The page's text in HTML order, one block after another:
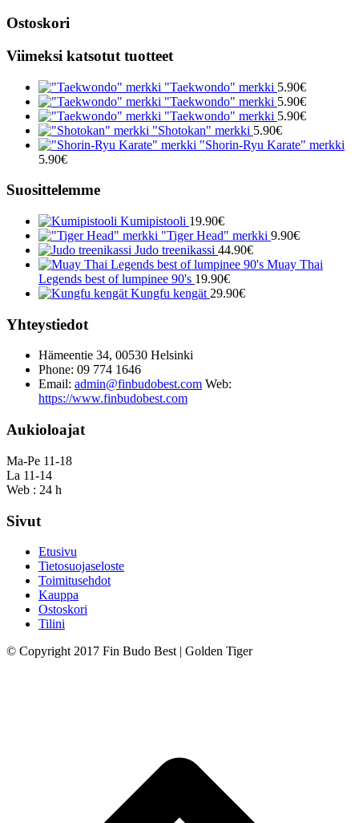
Ostoskori
Viimeksi katsotut tuotteet
"Taekwondo" merkki 5.90€
"Taekwondo" merkki 5.90€
"Taekwondo" merkki 5.90€
"Shotokan" merkki 5.90€
"Shorin-Ryu Karate" merkki
5.90€
Suosittelemme
Kumipistooli 19.90€
"Tiger Head" merkki 9.90€
Judo treenikassi 44.90€
Muay Thai
Legends best of lumpinee 90's 19.90€
Kungfu kengät 29.90€
Yhteystiedot
Hämeentie 34, 00530 Helsinki
Phone: 09 774 1646
Email: admin@finbudobest.com Web:
https://www.finbudobest.com
Aukioloajat
Ma-Pe 11-18
La 11-14
Web : 24 h
Sivut
Etusivu
Tietosuojaseloste
Toimitusehdot
Kauppa
Ostoskori
Tilini
© Copyright 2017 Fin Budo Best | Golden Tiger